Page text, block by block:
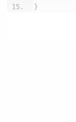
}
-webkit-